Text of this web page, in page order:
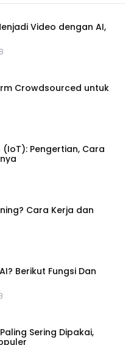
Video dengan AI,
Crowdsourced untuk
Pengertian, Cara
Cara Kerja dan
Berikut Fungsi Dan
Sering Dipakai,